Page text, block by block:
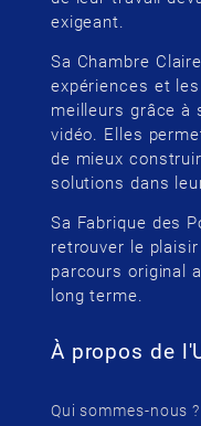
exigeant.
Sa Chambre
expériences et
meilleurs grâce à
vidéo. Elles
de mieux
solutions dans
Sa Fabrique des
retrouver le
parcours original
long terme.
À propos de
Qui sommes-nous ?